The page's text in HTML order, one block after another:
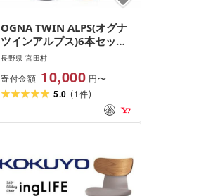
OGNA TWIN ALPS(オグナ
ツインアルプス)6本セット
(ノンアルコールビアテイス
料 ]
長野県 宮田村
寄付金額 10,000 円〜
5.0 (1件)